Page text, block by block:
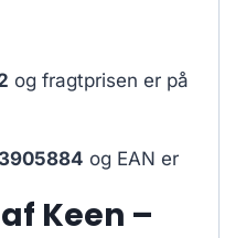
og fragtprisen er på
og EAN er
Keen –